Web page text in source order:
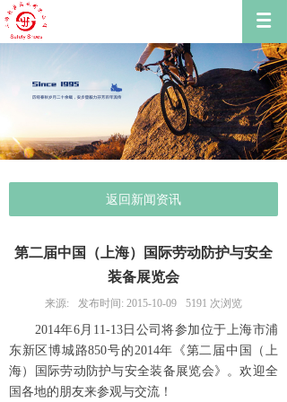
返回新闻资讯
第二届中国（上海）国际劳动防护与安全
装备展览会
来源: 发布时间: 2015-10-09 5191 次浏览
2014年6月11-13日公司将参加位于上海市浦
东新区博城路850号的2014年《第二届中国（上
海）国际劳动防护与安全装备展览会》。欢迎全
国各地的朋友来参观与交流！